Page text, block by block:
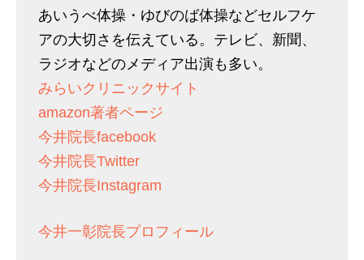
あいうべ体操・ゆびのば体操などセルフケ
アの大切さを伝えている。テレビ、新聞、
ラジオなどのメディア出演も多い。
みらいクリニックサイト
amazon著者ページ
今井院長facebook
今井院長Twitter
今井院長Instagram
今井一彰院長プロフィール